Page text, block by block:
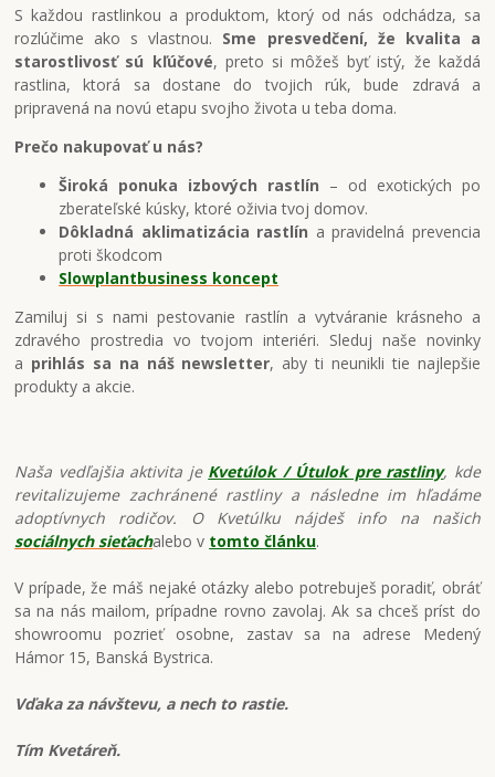
S každou rastlinkou a produktom, ktorý od nás odchádza, sa
rozlúčime ako s vlastnou. Sme presvedčení, že kvalita a
starostlivosť sú kľúčové, preto si môžeš byť istý, že každá
rastlina, ktorá sa dostane do tvojich rúk, bude zdravá a
pripravená na novú etapu svojho života u teba doma.
Prečo nakupovať u nás?
Široká ponuka izbových rastlín – od exotických po
zberateľské kúsky, ktoré oživia tvoj domov.
Dôkladná aklimatizácia rastlín a pravidelná prevencia
proti škodcom
Slowplantbusiness koncept
Zamiluj si s nami pestovanie rastlín a vytváranie krásneho a
zdravého prostredia vo tvojom interiéri. Sleduj naše novinky
a prihlás sa na náš newsletter, aby ti neunikli tie najlepšie
produkty a akcie.
Naša vedľajšia aktivita je Kvetúlok / Útulok pre rastliny, kde
revitalizujeme zachránené rastliny a následne im hľadáme
adoptívnych rodičov. O Kvetúlku nájdeš info na našich
sociálnych sieťachalebo v tomto článku.
V prípade, že máš nejaké otázky alebo potrebuješ poradiť, obráť
sa na nás mailom, prípadne rovno zavolaj. Ak sa chceš príst do
showroomu pozrieť osobne, zastav sa na adrese Medený
Hámor 15, Banská Bystrica.
Vďaka za návštevu, a nech to rastie.
Tím Kvetáreň.